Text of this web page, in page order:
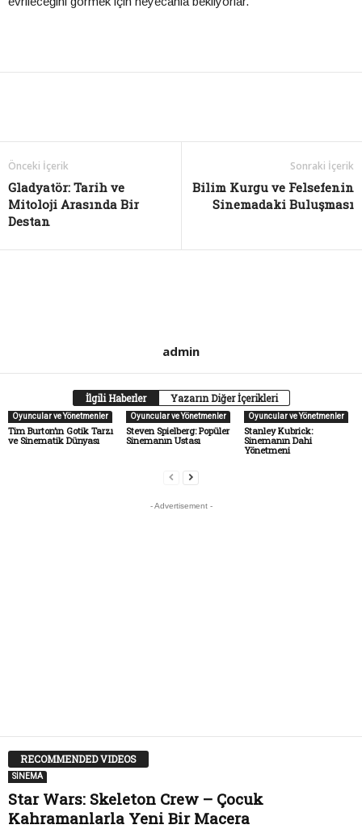
Önceki İçerik
Gladyatör: Tarih ve
Mitoloji Arasında Bir
Destan
Sonraki İçerik
Bilim Kurgu ve Felsefenin
Sinemadaki Buluşması
admin
İlgili Haberler Yazarın Diğer İçerikleri
Oyuncular ve Yönetmenler
Tim Burton’ın Gotik Tarzı
ve Sinematik Dünyası
Oyuncular ve Yönetmenler
Steven Spielberg: Popüler
Sinemanın Ustası
Oyuncular ve Yönetmenler
Stanley Kubrick:
Sinemanın Dahi
Yönetmeni
- Advertisement -
RECOMMENDED VIDEOS
SİNEMA
Star Wars: Skeleton Crew – Çocuk
Kahramanlarla Yeni Bir Macera